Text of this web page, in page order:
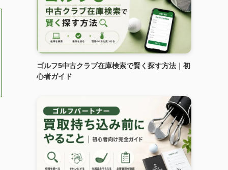
ゴルフ5中古クラブ在庫検索で賢く探す方法｜初
心者ガイド